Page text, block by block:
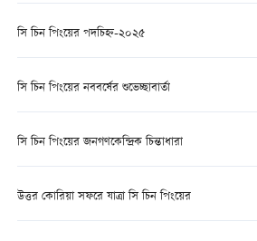
সি চিন পিংয়ের পদচিহ্ন-২০২৫
সি চিন পিংয়ের নববর্ষের শুভেচ্ছাবার্তা
সি চিন পিংয়ের জনগণকেন্দ্রিক চিন্তাধারা
উত্তর কোরিয়া সফরে যাত্রা সি চিন পিংয়ের